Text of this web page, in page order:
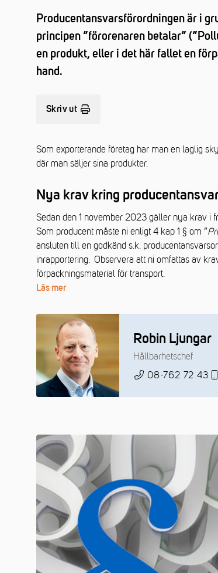
Producentansvarsförordningen är i
principen ”förorenaren betalar”
en produkt, eller i det här fallet en
hand.
Skriv ut
Som exporterande företag har man en laglig
där man säljer sina produkter.
Nya krav kring
Sedan den 1 november 2023 gäller nya krav i
Som producent måste ni enligt 4 kap 1 § om ”
ansluten till en godkänd s.k.
inrapportering. Observera att ni omfattas av
förpackningsmaterial för transport.
Läs mer
Robin Ljungar
Hållbarhetschef
08-762 72 43